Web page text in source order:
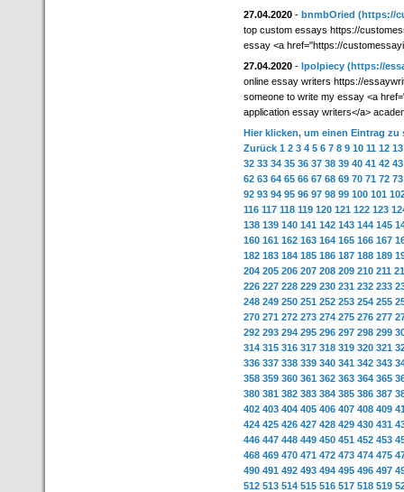
27.04.2020 - bnmbOried (https://
top custom essays https://
essay <a href="https://
27.04.2020 - lpolpiecy (https://
online essay writers https://
someone to write my essay <a
application essay writers</a>
Hier klicken, um einen Eintrag zu
Zurück 1 2 3 4 5 6 7 8 9 10 11 12 13
32 33 34 35 36 37 38 39 40 41 42 43
62 63 64 65 66 67 68 69 70 71 72 73
92 93 94 95 96 97 98 99 100 101
116 117 118 119 120 121 122 123
138 139 140 141 142 143 144 145
160 161 162 163 164 165 166 167
182 183 184 185 186 187 188 189
204 205 206 207 208 209 210 211
226 227 228 229 230 231 232 233
248 249 250 251 252 253 254 255
270 271 272 273 274 275 276 277
292 293 294 295 296 297 298 299
314 315 316 317 318 319 320 321
336 337 338 339 340 341 342 343
358 359 360 361 362 363 364 365
380 381 382 383 384 385 386 387
402 403 404 405 406 407 408 409
424 425 426 427 428 429 430 431
446 447 448 449 450 451 452 453
468 469 470 471 472 473 474 475
490 491 492 493 494 495 496 497
512 513 514 515 516 517 518 519